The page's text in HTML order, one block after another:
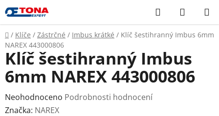
Přejít
na
obsah
Hledat
KOŠÍK
Domů
/ Klíče / Zástrčné / Imbus krátké / Klíč šestihranný Imbus 6mm
NAREX 443000806
Klíč šestihranný Imbus
6mm NAREX 443000806
Průměrné
hodnocení
Neohodnoceno Podrobnosti hodnocení
Značka: NAREX